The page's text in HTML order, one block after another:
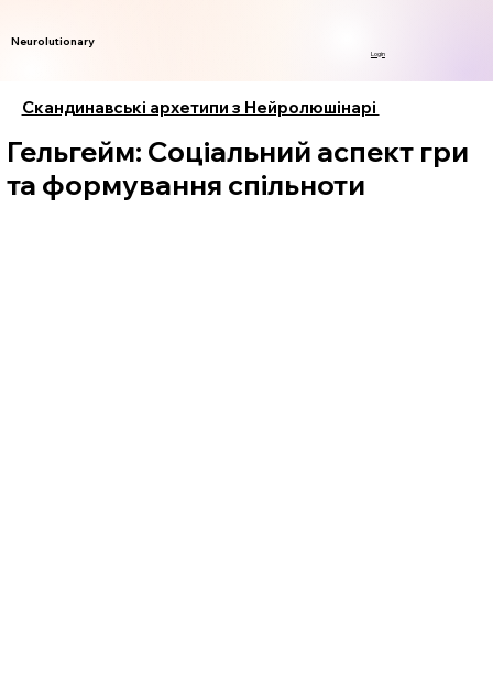
Neurolutionary
Login
Скандинавські архетипи з Нейролюшінарі
Гельгейм: Соціальний аспект гри
та формування спільноти